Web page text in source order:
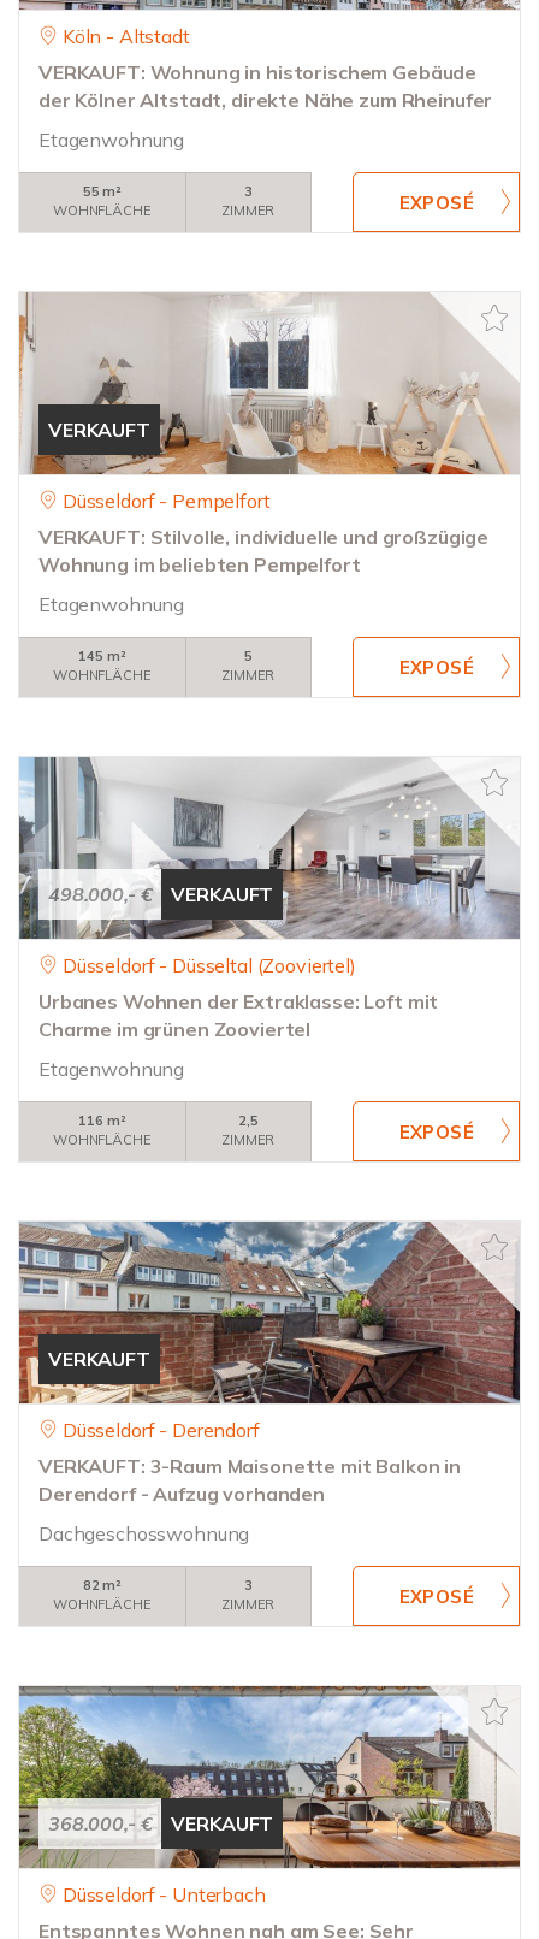
Köln - Altstadt
VERKAUFT: Wohnung in historischem Gebäude
der Kölner Altstadt, direkte Nähe zum Rheinufer
Etagenwohnung
55 m²
WOHNFLÄCHE
3
ZIMMER
VERKAUFT
Düsseldorf - Pempelfort
VERKAUFT: Stilvolle, individuelle und großzügige
Wohnung im beliebten Pempelfort
Etagenwohnung
145 m²
WOHNFLÄCHE
5
ZIMMER
498.000,- € VERKAUFT
Düsseldorf - Düsseltal (Zooviertel)
Urbanes Wohnen der Extraklasse: Loft mit
Charme im grünen Zooviertel
Etagenwohnung
116 m²
WOHNFLÄCHE
2,5
ZIMMER
VERKAUFT
Düsseldorf - Derendorf
VERKAUFT: 3-Raum Maisonette mit Balkon in
Derendorf - Aufzug vorhanden
Dachgeschosswohnung
82 m²
WOHNFLÄCHE
3
ZIMMER
368.000,- € VERKAUFT
Düsseldorf - Unterbach
Entspanntes Wohnen nah am See: Sehr